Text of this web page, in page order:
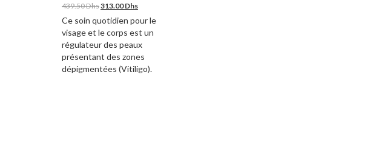
439.50DhsLe
prix
initial
était :
439.50 Dhs.
313.00DhsLe
actuel
est :
313.00 Dhs.
Ce soin quotidien pour le
visage et le corps est un
régulateur des peaux
présentant des zones
dépigmentées (Vitiligo).